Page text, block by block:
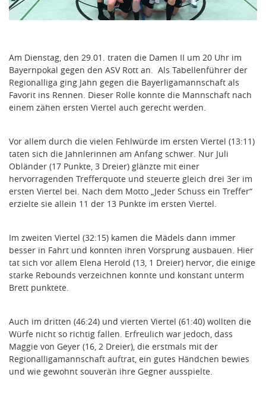
Am Dienstag, den 29.01. traten die Damen II um 20 Uhr im
Bayernpokal gegen den ASV Rott an. Als Tabellenführer der
Regionalliga ging Jahn gegen die Bayerligamannschaft als
Favorit ins Rennen. Dieser Rolle konnte die Mannschaft nach
einem zähen ersten Viertel auch gerecht werden.
Vor allem durch die vielen Fehlwürde im ersten Viertel (13:11)
taten sich die Jahnlerinnen am Anfang schwer. Nur Juli
Obländer (17 Punkte, 3 Dreier) glänzte mit einer
hervorragenden Trefferquote und steuerte gleich drei 3er im
ersten Viertel bei. Nach dem Motto „Jeder Schuss ein Treffer“
erzielte sie allein 11 der 13 Punkte im ersten Viertel.
Im zweiten Viertel (32:15) kamen die Mädels dann immer
besser in Fahrt und konnten ihren Vorsprung ausbauen. Hier
tat sich vor allem Elena Herold (13, 1 Dreier) hervor, die einige
starke Rebounds verzeichnen konnte und konstant unterm
Brett punktete.
Auch im dritten (46:24) und vierten Viertel (61:40) wollten die
Würfe nicht so richtig fallen. Erfreulich war jedoch, dass
Maggie von Geyer (16, 2 Dreier), die erstmals mit der
Regionalligamannschaft auftrat, ein gutes Händchen bewies
und wie gewohnt souverän ihre Gegner ausspielte.